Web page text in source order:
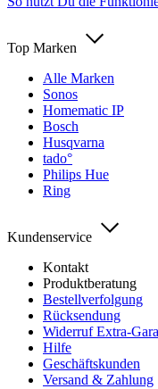
Top Marken
Alle Marken
Sonos
Homematic IP
Bosch
Husqvarna
tado°
Philips Hue
Ring
Kundenservice
Kontakt
Produktberatung
Bestellverfolgung
Rücksendung
Widerruf Extra-
Hilfe
Geschäftskunden
Versand & Zahlung